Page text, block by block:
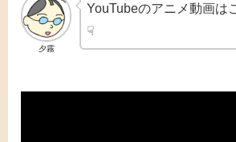
夕霧
YouTubeのアニメ動画は
☟